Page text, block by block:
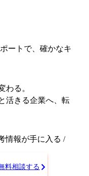
ートで、 確かなキ
わる。
活きる企業へ、転
情報が手に入る /
料相談する